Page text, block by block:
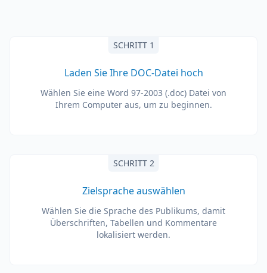
SCHRITT 1
Laden Sie Ihre DOC-Datei hoch
Wählen Sie eine Word 97-2003 (.doc) Datei von
Ihrem Computer aus, um zu beginnen.
SCHRITT 2
Zielsprache auswählen
Wählen Sie die Sprache des Publikums, damit
Überschriften, Tabellen und Kommentare
lokalisiert werden.